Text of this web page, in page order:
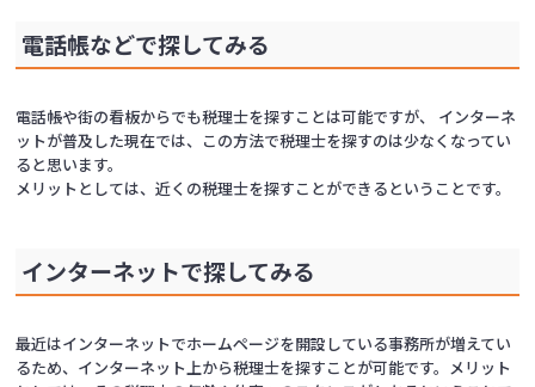
電話帳などで探してみる
電話帳や街の看板からでも税理士を探すことは可能ですが、 インターネ
ットが普及した現在では、この方法で税理士を探すのは少なくなってい
ると思います。
メリットとしては、近くの税理士を探すことができるということです。
インターネットで探してみる
最近はインターネットでホームページを開設している事務所が増えてい
るため、インターネット上から税理士を探すことが可能です。メリット